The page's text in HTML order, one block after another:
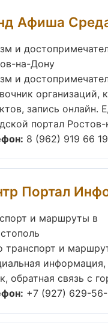
Афиша
и
на-Дону
и
организаций,
запись онлайн.
портал Ростов-
8 (962) 919 66 19
Портал
и маршруты в
транспорт и
обратная связь с
+7 (927) 629-